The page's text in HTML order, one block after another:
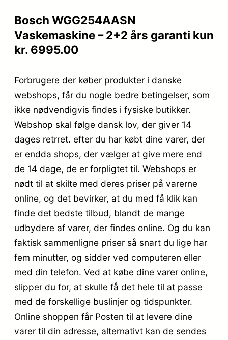
Bosch WGG254AASN
Vaskemaskine – 2+2 års garanti kun
kr. 6995.00
Forbrugere der køber produkter i danske
webshops, får du nogle bedre betingelser, som
ikke nødvendigvis findes i fysiske butikker.
Webshop skal følge dansk lov, der giver 14
dages retrret. efter du har købt dine varer, der
er endda shops, der vælger at give mere end
de 14 dage, de er forpligtet til. Webshops er
nødt til at skilte med deres priser på varerne
online, og det bevirker, at du med få klik kan
finde det bedste tilbud, blandt de mange
udbydere af varer, der findes online. Og du kan
faktisk sammenligne priser så snart du lige har
fem minutter, og sidder ved computeren eller
med din telefon. Ved at købe dine varer online,
slipper du for, at skulle få det hele til at passe
med de forskellige buslinjer og tidspunkter.
Online shoppen får Posten til at levere dine
varer til din adresse, alternativt kan de sendes